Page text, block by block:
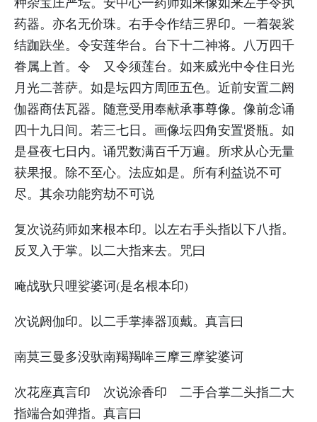
药器。亦名无价珠。右手令作结三界印。一着袈裟
结跏趺坐。令安莲华台。台下十二神将。八万四千
眷属上首。令 又令须莲台。如来威光中令住日光
月光二菩萨。如是坛四方周匝五色。近前安置二阏
伽器商佉瓦器。随意受用奉献承事尊像。像前念诵
四十九日间。若三七日。画像坛四角安置贤瓶。如
是昼夜七日内。诵咒数满百千万遍。所求从心无量
获果报。除不至心。法应如是。所有利益说不可
尽。其余功能穷劫不可说
复次说药师如来根本印。以左右手头指以下八指。
反叉入于掌。以二大指来去。咒曰
唵战驮只哩娑婆诃(是名根本印)
次说阏伽印。以二手掌捧器顶戴。真言曰
南莫三曼多没驮南羯羯哞三摩三摩娑婆诃
次花座真言印 次说涂香印 二手合掌二头指二大
指端合如弹指。真言曰